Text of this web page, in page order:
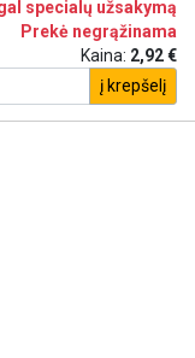
specialų užsakymą
Prekė negrąžinama
Kaina: 2,92 €
į krepšelį